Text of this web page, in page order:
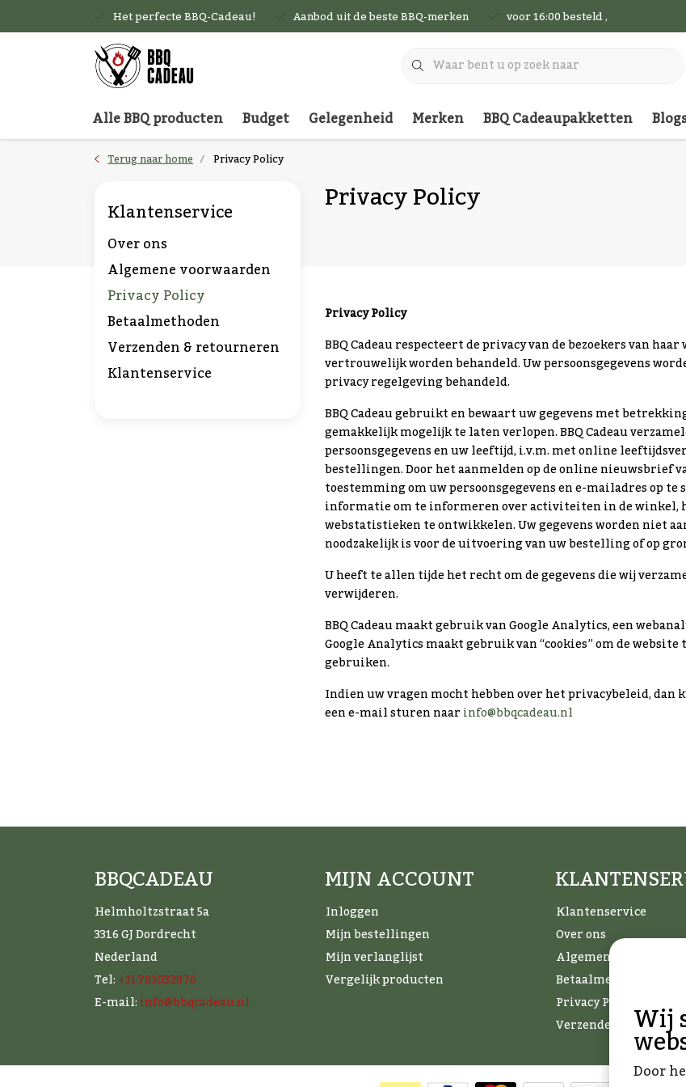
Het perfecte BBQ-Cadeau! Aanbod uit de beste BBQ-merken voor 16:00 besteld , vandaag nog
Alle BBQ producten Budget Gelegenheid Merken BBQ Cadeaupakketten
Terug naar home Privacy Policy
Klantenservice
Over ons
Algemene voorwaarden
Privacy Policy
Betaalmethoden
Verzenden & retourneren
Klantenservice
Privacy Policy
Privacy Policy
BBQ Cadeau respecteert de privacy van de bezoekers van
vertrouwelijk worden behandeld. Uw persoonsgegevens
privacy regelgeving behandeld.
BBQ Cadeau gebruikt en bewaart uw gegevens met
gemakkelijk mogelijk te laten verlopen. BBQ Cadeau
persoonsgegevens en uw leeftijd, i.v.m. met online
bestellingen. Door het aanmelden op de online nieuwsbrief
toestemming om uw persoonsgegevens en e-mailadres op te
informatie om te informeren over activiteiten in de winkel,
webstatistieken te ontwikkelen. Uw gegevens worden niet
noodzakelijk is voor de uitvoering van uw bestelling of op
U heeft te allen tijde het recht om de gegevens die wij
verwijderen.
BBQ Cadeau maakt gebruik van Google Analytics, een
Google Analytics maakt gebruik van “cookies” om de
gebruiken.
Indien uw vragen mocht hebben over het privacybeleid, dan
een e-mail sturen naarinfo@bbqcadeau.nl
BBQCADEAU
Helmholtzstraat 5a
3316 GJ Dordrecht
Nederland
Tel:+31783032876
E-mail:info@bbqcadeau.nl
MIJN ACCOUNT
Inloggen
Mijn bestellingen
Mijn verlanglijst
Vergelijk producten
Klantenservice
Over ons
Algemene voorwaarden
Betaalmethoden
Privacy Policy
Verzenden &Wij
Door